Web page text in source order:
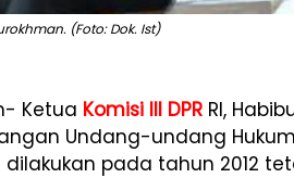
(Foto: Dok. Ist)
Ketua Komisi III DPR RI,
Undang-undang
pada tahun 2012